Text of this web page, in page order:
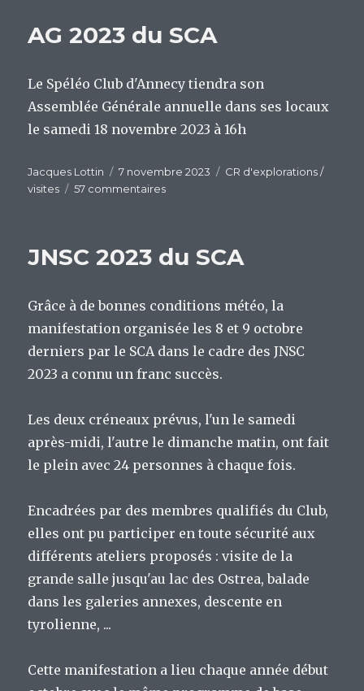
la
la
Diau
AG 2023 du SCA
Le Spéléo Club d'Annecy tiendra son
Assemblée Générale annuelle dans ses locaux
le samedi 18 novembre 2023 à 16h
Auteur
Jacques Lottin
Publié
le
7 novembre 2023 Catégories
CR d'explorations /
visites
57 commentairessur
SCA
JNSC 2023 du SCA
Grâce à de bonnes conditions météo, la
manifestation organisée les 8 et 9 octobre
derniers par le SCA dans le cadre des JNSC
2023 a connu un franc succès.
Les deux créneaux prévus, l'un le samedi
après-midi, l'autre le dimanche matin, ont fait
le plein avec 24 personnes à chaque fois.
Encadrées par des membres qualifiés du Club,
elles ont pu participer en toute sécurité aux
différents ateliers proposés : visite de la
grande salle jusqu'au lac des Ostrea, balade
dans les galeries annexes, descente en
tyrolienne, ...
Cette manifestation a lieu chaque année début